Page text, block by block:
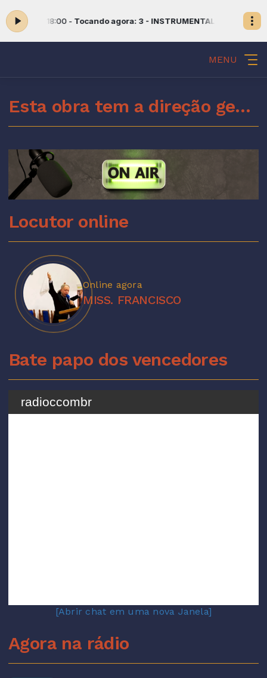
17:00 às 18:00 -Tocando agora: 3 - INSTRUMENTALMINHA FAMÍLIA
MENU
Esta obra tem a direção geral do Espírito Santo de Deus
Locutor online
Online agora
MISS. FRANCISCO
Bate papo dos vencedores
[Abrir chat em uma nova Janela]
Agora na rádio